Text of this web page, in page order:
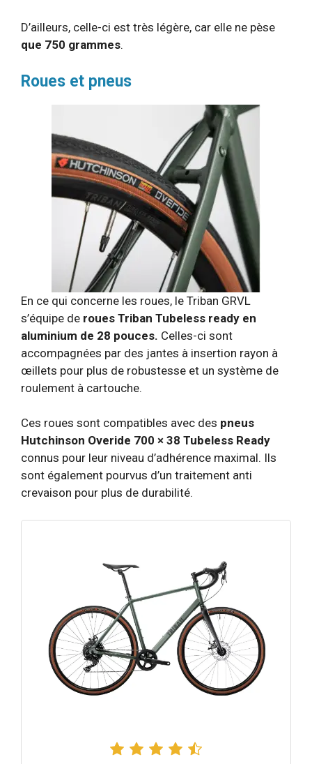
D’ailleurs, celle-ci est très légère, car elle ne pèse
que 750 grammes.
Roues et pneus
En ce qui concerne les roues, le Triban GRVL
s’équipe de roues Triban Tubeless ready en
aluminium de 28 pouces. Celles-ci sont
accompagnées par des jantes à insertion rayon à
œillets pour plus de robustesse et un système de
roulement à cartouche.
Ces roues sont compatibles avec des pneus
Hutchinson Overide 700 × 38 Tubeless Ready
connus pour leur niveau d’adhérence maximal. Ils
sont également pourvus d’un traitement anti
crevaison pour plus de durabilité.